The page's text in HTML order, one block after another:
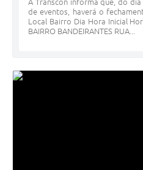
A Transcon informa que, do
de eventos, haverá o
Local Bairro Dia Hora Inicial
BAIRRO BANDEIRANTES RUA...